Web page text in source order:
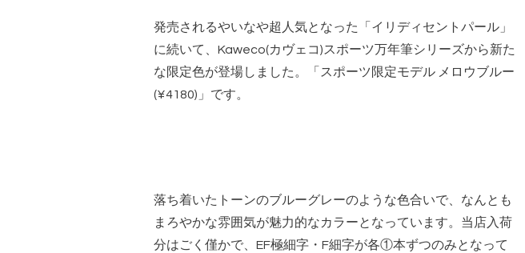
発売されるやいなや超人気となった「イリディセントパール」
に続いて、Kaweco(カヴェコ)スポーツ万年筆シリーズから新た
な限定色が登場しました。「スポーツ限定モデル メロウブルー
(¥4180)」です。
落ち着いたトーンのブルーグレーのような色合いで、なんとも
まろやかな雰囲気が魅力的なカラーとなっています。当店入荷
分はごく僅かで、EF極細字・F細字が各①本ずつのみとなって